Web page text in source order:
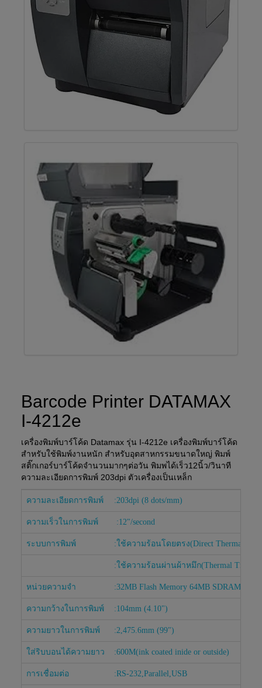
Barcode Printer DATAMAX
I-4212e
เครื่องพิมพ์บาร์โค้ด Datamax รุ่น I-4212e เครื่องพิมพ์บาร์โค้ด
สำหรับใช้พิมพ์งานหนัก สำหรับอุตสาหกรรมขนาดใหญ่ พิมพ์
สติ๊กเกอร์บาร์โค้ดจำนวนมากๆต่อวัน พิมพได้เร็ว12นิ้ว/วินาที
ความละเอียดการพิมพ์ 203dpi ตัวเครื่องเป็นเหล็ก
ความละเอียดการพิมพ์ :203dpi (8 dots/mm)
ความเร็วในการพิมพ์ :12"/second
ระบบการพิมพ์ :ใช้ความร้อนโดยตรง(Direct Thermal)
:ใช้ความร้อนผ่านผ้าหมึก(Thermal Transfer
หน่วยความจำ :32MB Flash Memory 64MB SDRAM
ความกว้างในการพิมพ์ :104mm (4.10")
ความยาวในการพิมพ์ :2,475.6mm (99")
ใส่ริบบอนได้ความยาว :600M(ink coated inide or outside)
การเชื่อมต่อ :RS-232,Parallel,USB